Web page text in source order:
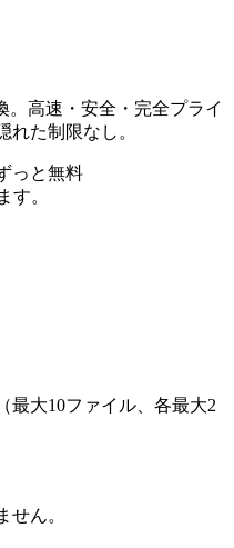
。高速・安全・完全プライ
れた制限なし。
っと無料
す。
最大10ファイル、各最大2
せん。